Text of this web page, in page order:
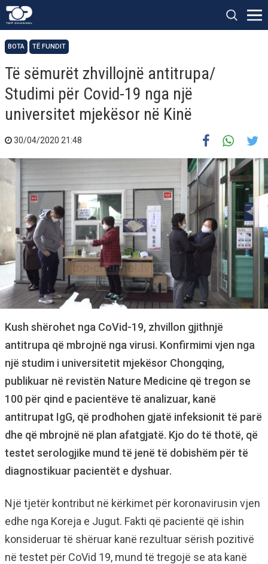
BOTA TË FUNDIT
Të sëmurët zhvillojnë antitrupa/
Studimi për Covid-19 nga një
universitet mjekësor në Kinë
30/04/2020 21:48
Kush shërohet nga CoVid-19, zhvillon gjithnjë
antitrupa që mbrojnë nga virusi. Konfirmimi vjen nga
një studim i universitetit mjekësor Chongqing,
publikuar në revistën Nature Medicine që tregon se
100 për qind e pacientëve të analizuar, kanë
antitrupat IgG, që prodhohen gjatë infeksionit të parë
dhe që mbrojnë në plan afatgjatë. Kjo do të thotë, që
testet serologjike mund të jenë të dobishëm për të
diagnostikuar pacientët e dyshuar.
Një tjetër kontribut në kërkimet për koronavirusin vjen
edhe nga Koreja e Jugut. Fakti që pacientë që ishin
konsideruar të shëruar kanë rezultuar sërish pozitivë
në testet për CoVid 19, mund të tregojë se ata kanë